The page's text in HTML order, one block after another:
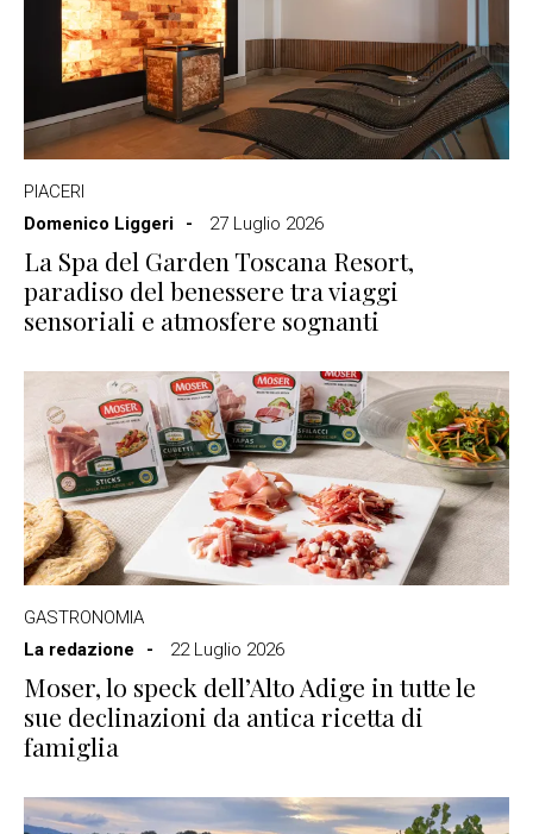
PIACERI
Domenico Liggeri
27 Luglio 2026
La Spa del Garden Toscana Resort,
paradiso del benessere tra viaggi
sensoriali e atmosfere sognanti
GASTRONOMIA
La redazione
22 Luglio 2026
Moser, lo speck dell’Alto Adige in tutte le
sue declinazioni da antica ricetta di
famiglia